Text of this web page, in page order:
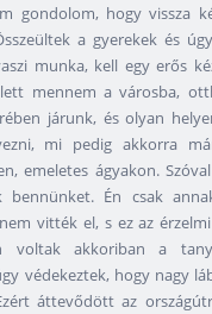
gondolom, hogy vissza
a gyerekek és
munka, kell egy erős
mennem a városba,
járunk, és olyan
mi pedig akkorra
emeletes ágyakon.
bennünket. Én csak
vitték el, s ez az
voltak akkoriban a
védekeztek, hogy nagy
áttevődött az